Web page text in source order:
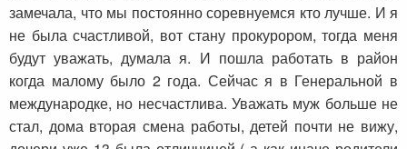
замечала, что мы постоянно соревнуемся кто лучше. И я
не была счастливой, вот стану прокурором, тогда меня
будут уважать, думала я. И пошла работать в район
когда малому было 2 года. Сейчас я в Генеральной в
международке, но несчастлива. Уважать муж больше не
стал, дома вторая смена работы, детей почти не вижу,